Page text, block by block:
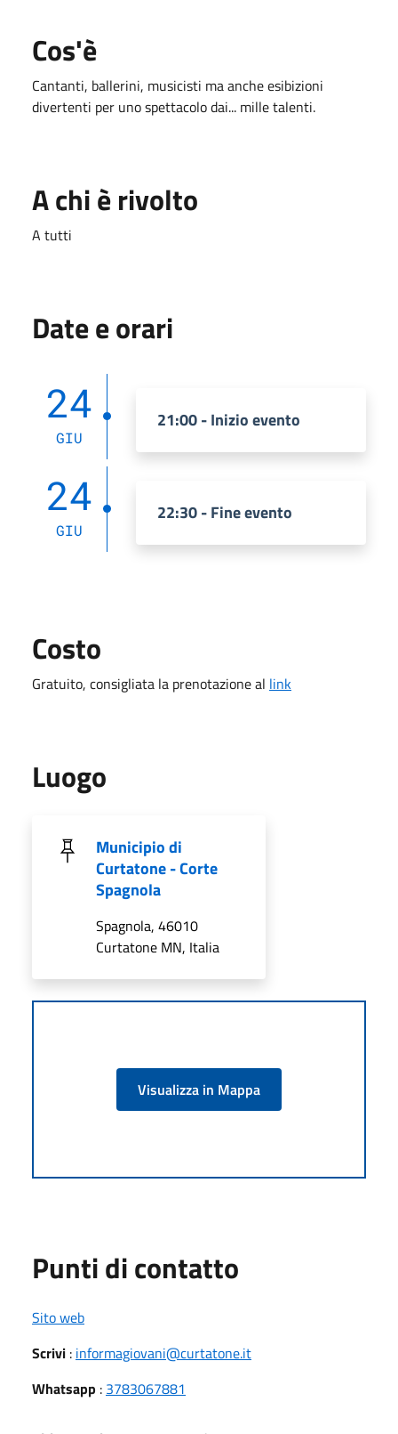
Cos'è
Cantanti, ballerini, musicisti ma anche esibizioni
divertenti per uno spettacolo dai... mille talenti.
A chi è rivolto
A tutti
Date e orari
24
GIU
21:00 - Inizio evento
24
GIU
22:30 - Fine evento
Costo
Gratuito, consigliata la prenotazione al link
Luogo
Municipio di
Curtatone - Corte
Spagnola
Spagnola, 46010
Curtatone MN, Italia
Visualizza in Mappa
Punti di contatto
Sito web
Scrivi : informagiovani@curtatone.it
Whatsapp : 3783067881